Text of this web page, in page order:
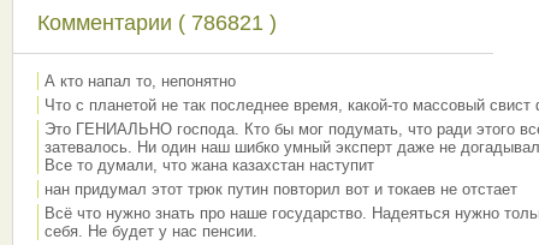
Комментарии ( 786821 )
А кто напал то, непонятно
Что с планетой не так последнее время, какой-то массовый свист
Это ГЕНИАЛЬНО господа. Кто бы мог подумать, что ради этого
затевалось. Ни один наш шибко умный эксперт даже не
Все то думали, что жана казахстан наступит
нан придумал этот трюк путин повторил вот и токаев не отстает
Всё что нужно знать про наше государство. Надеяться нужно
себя. Не будет у нас пенсии.